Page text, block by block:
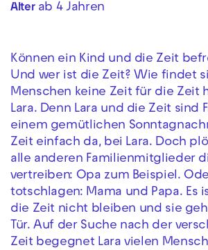
Alter ab 4 Jahren
Können ein Kind und die Zeit
Und wer ist die Zeit? Wie findet
Menschen keine Zeit für die Zeit
Lara. Denn Lara und die Zeit sind
einem gemütlichen
Zeit einfach da, bei Lara. Doch
alle anderen Familienmitglieder
vertreiben: Opa zum Beispiel.
totschlagen: Mama und Papa. Es
die Zeit nicht bleiben und sie
Tür. Auf der Suche nach der
Zeit begegnet Lara vielen